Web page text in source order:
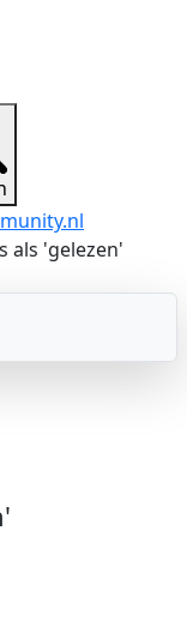
als 'gelezen'